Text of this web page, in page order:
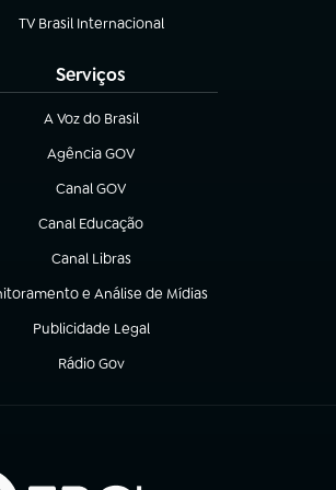
TV Brasil Internacional
(abre em nova aba)
Serviços
A Voz do Brasil
(abre em nova aba)
Agência GOV
(abre em nova aba)
Canal GOV
(abre em nova aba)
Canal Educação
(abre em nova aba)
Canal Libras
(abre em nova aba)
e Análise de Mídias
em nova aba)
Publicidade Legal
(abre em nova aba)
Rádio Gov
(abre em nova aba)